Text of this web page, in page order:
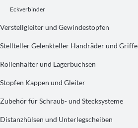
Eckverbinder
Verstellgleiter und Gewindestopfen
Stellteller Gelenkteller Handräder und Griffe
Rollenhalter und Lagerbuchsen
Stopfen Kappen und Gleiter
Zubehör für Schraub- und Stecksysteme
Distanzhülsen und Unterlegscheiben